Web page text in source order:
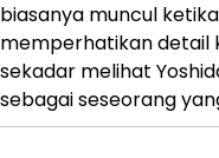
biasanya muncul
memperhatikan detail
sekadar melihat
sebagai seseorang